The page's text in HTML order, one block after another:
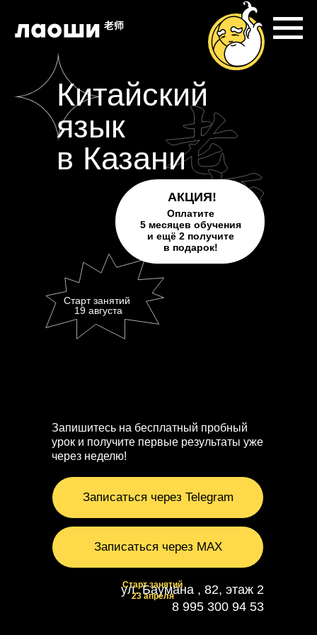
Китайский
язык
в Казани
Записаться через MAX
Записаться через Telegram
ул. Баумана , 82, этаж 2
8 995 300 94 53
Запишитесь на бесплатный пробный
урок и получите первые результаты уже
через неделю!
Старт занятий
23 апреля
Оплатите
5 месяцев обучения
и ещё 2 получите
в подарок!
АКЦИЯ!
Старт занятий
19 августа